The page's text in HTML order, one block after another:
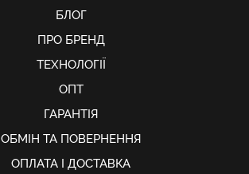
БЛОГ
ПРО БРЕНД
ТЕХНОЛОГІЇ
ОПТ
ГАРАНТІЯ
ОБМIН ТА ПОВЕРНЕННЯ
ОПЛАТА І ДОСТАВКА